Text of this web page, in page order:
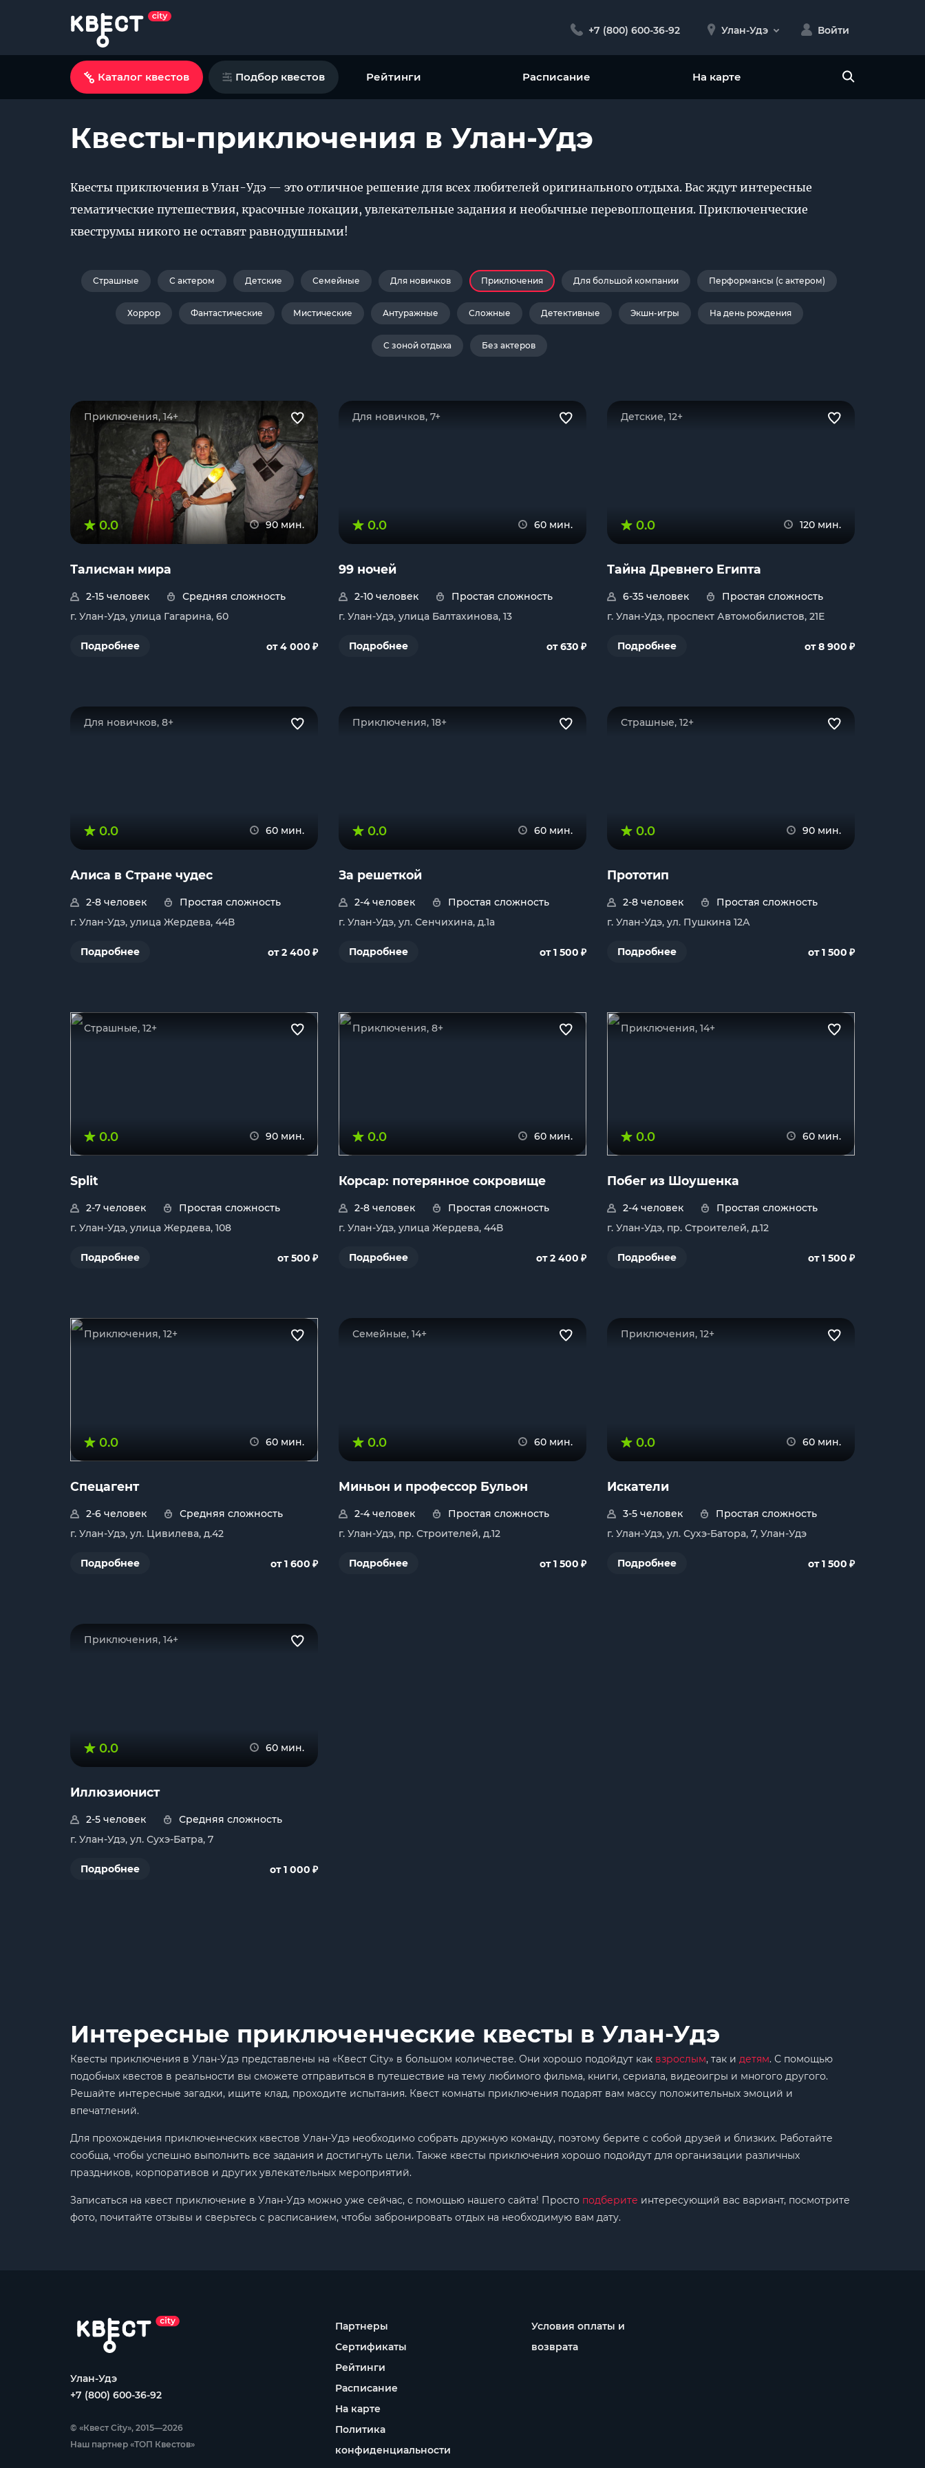
+7 (800) 600-36-92 Улан-Удэ Войти
Каталог квестов Подбор квестов Рейтинги Расписание На карте
Квесты-приключения в Улан-Удэ
Квесты приключения в Улан-Удэ — это отличное решение для всех любителей оригинального отдыха. Вас ждут интересные
тематические путешествия, красочные локации, увлекательные задания и необычные перевоплощения. Приключенческие
квеструмы никого не оставят равнодушными!
Страшные С актером Детские Семейные Для новичков Приключения Для большой компании Перформансы (с актером)
Хоррор Фантастические Мистические Антуражные Сложные Детективные Экшн-игры На день рождения
С зоной отдыха Без актеров
Приключения, 14+
0.0 90 мин.
Талисман мира
2-15 человек
Средняя сложность
г. Улан-Удэ, улица Гагарина, 60
Подробнее от 4 000 ₽
Для новичков, 7+
0.0 60 мин.
99 ночей
2-10 человек
Простая сложность
г. Улан-Удэ, улица Балтахинова, 13
Подробнее от 630 ₽
Детские, 12+
0.0 120 мин.
Тайна Древнего Египта
6-35 человек
Простая сложность
г. Улан-Удэ, проспект Автомобилистов, 21Е
Подробнее от 8 900 ₽
Для новичков, 8+
0.0 60 мин.
Алиса в Стране чудес
2-8 человек
Простая сложность
г. Улан-Удэ, улица Жердева, 44В
Подробнее от 2 400 ₽
Приключения, 18+
0.0 60 мин.
За решеткой
2-4 человек
Простая сложность
г. Улан-Удэ, ул. Сенчихина, д.1а
Подробнее от 1 500 ₽
Страшные, 12+
0.0 90 мин.
Прототип
2-8 человек
Простая сложность
г. Улан-Удэ, ул. Пушкина 12А
Подробнее от 1 500 ₽
Страшные, 12+
0.0 90 мин.
Split
2-7 человек
Простая сложность
г. Улан-Удэ, улица Жердева, 108
Подробнее от 500 ₽
Приключения, 8+
0.0 60 мин.
Корсар: потерянное сокровище
2-8 человек
Простая сложность
г. Улан-Удэ, улица Жердева, 44В
Подробнее от 2 400 ₽
Приключения, 14+
0.0 60 мин.
Побег из Шоушенка
2-4 человек
Простая сложность
г. Улан-Удэ, пр. Строителей, д.12
Подробнее от 1 500 ₽
Приключения, 12+
0.0 60 мин.
Спецагент
2-6 человек
Средняя сложность
г. Улан-Удэ, ул. Цивилева, д.42
Подробнее от 1 600 ₽
Семейные, 14+
0.0 60 мин.
Миньон и профессор Бульон
2-4 человек
Простая сложность
г. Улан-Удэ, пр. Строителей, д.12
Подробнее от 1 500 ₽
Приключения, 12+
0.0 60 мин.
Искатели
3-5 человек
Простая сложность
г. Улан-Удэ, ул. Сухэ-Батора, 7, Улан-Удэ
Подробнее от 1 500 ₽
Приключения, 14+
0.0 60 мин.
Иллюзионист
2-5 человек
Средняя сложность
г. Улан-Удэ, ул. Сухэ-Батра, 7
Подробнее от 1 000 ₽
Интересные приключенческие квесты в Улан-Удэ
Квесты приключения в Улан-Удэ представлены на «Квест City» в большом количестве. Они хорошо подойдут как взрослым, так и детям. С помощью
подобных квестов в реальности вы сможете отправиться в путешествие на тему любимого фильма, книги, сериала, видеоигры и многого другого.
Решайте интересные загадки, ищите клад, проходите испытания. Квест комнаты приключения подарят вам массу положительных эмоций и
впечатлений.
Для прохождения приключенческих квестов Улан-Удэ необходимо собрать дружную команду, поэтому берите с собой друзей и близких. Работайте
сообща, чтобы успешно выполнить все задания и достигнуть цели. Также квесты приключения хорошо подойдут для организации различных
праздников, корпоративов и других увлекательных мероприятий.
Записаться на квест приключение в Улан-Удэ можно уже сейчас, с помощью нашего сайта! Просто подберите интересующий вас вариант, посмотрите
фото, почитайте отзывы и сверьтесь с расписанием, чтобы забронировать отдых на необходимую вам дату.
Улан-Удэ
+7 (800) 600-36-92
© «Квест City», 2015—2026
Наш партнер «ТОП Квестов»
Партнеры
Сертификаты
Рейтинги
Расписание
На карте
Политика
конфиденциальности
Условия оплаты и
возврата